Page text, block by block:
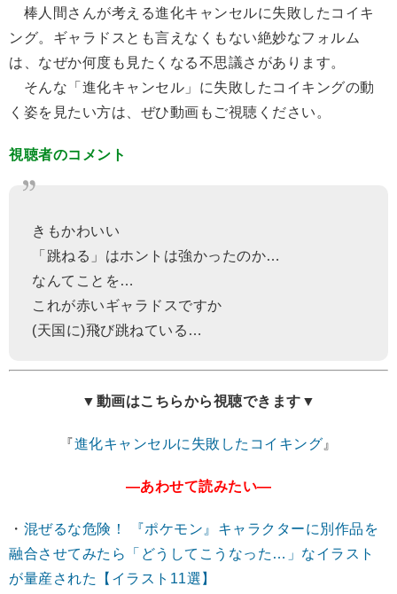
棒人間さんが考える進化キャンセルに失敗したコイキ
ング。ギャラドスとも言えなくもない絶妙なフォルム
は、なぜか何度も見たくなる不思議さがあります。
そんな「進化キャンセル」に失敗したコイキングの動
く姿を見たい方は、ぜひ動画もご視聴ください。
視聴者のコメント
きもかわいい
「跳ねる」はホントは強かったのか…
なんてことを…
これが赤いギャラドスですか
(天国に)飛び跳ねている…
▼動画はこちらから視聴できます▼
『進化キャンセルに失敗したコイキング 』
―あわせて読みたい―
・ 混ぜるな危険！ 『ポケモン』キャラクターに別作品を
融合させてみたら「どうしてこうなった…」なイラスト
が量産された【イラスト11選】